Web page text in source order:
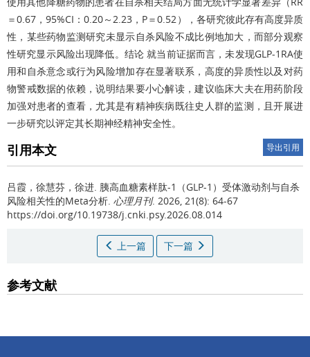
＝0.67，95%CI：0.20～2.23，P＝0.52），各研究彼此存有高度异质
性，某些药物监测研究未显示自杀风险不成比例地加大，而部分观察
性研究显示风险出现降低。结论 就当前证据而言，未发现GLP-1RA使
用和自杀意念或行为风险增加存在显著联系，高度的异质性以及对药
物警戒数据的依赖，说明结果要小心解读，建议临床大夫在用药阶段
加强对患者的查看，尤其是有精神疾病既往史人群的监测，且开展进
一步研究以评定其长期神经精神安全性。
引用本文 导出引用
吕霞，徐慧芬，徐进. 胰高血糖素样肽-1（GLP-1）受体激动剂与自杀
风险相关性的Meta分析. 心理月刊. 2026, 21(8): 64-67
https://doi.org/10.19738/j.cnki.psy.2026.08.014
上一篇 下一篇
参考文献